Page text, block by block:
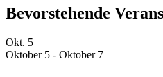
Bevorstehende
Okt. 5
Oktober 5 - Oktober 7